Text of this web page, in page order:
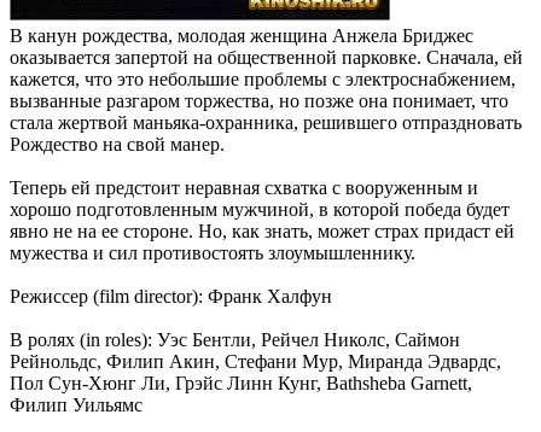
В канун рождества, молодая женщина Анжела Бриджес
оказывается запертой на общественной парковке. Сначала, ей
кажется, что это небольшие проблемы с электроснабжением,
вызванные разгаром торжества, но позже она понимает, что
стала жертвой маньяка-охранника, решившего отпраздновать
Рождество на свой манер.
Теперь ей предстоит неравная схватка с вооруженным и
хорошо подготовленным мужчиной, в которой победа будет
явно не на ее стороне. Но, как знать, может страх придаст ей
мужества и сил противостоять злоумышленнику.
Режиссер (film director): Франк Халфун
В ролях (in roles): Уэс Бентли, Рейчел Николс, Саймон
Рейнольдс, Филип Акин, Стефани Мур, Миранда Эдвардс,
Пол Сун-Хюнг Ли, Грэйс Линн Кунг, Bathsheba Garnett,
Филип Уильямс